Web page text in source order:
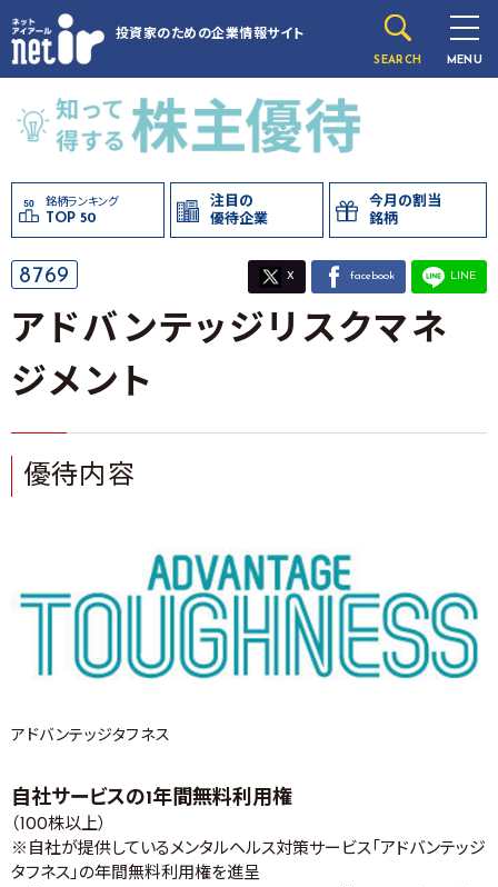
投資家のための企業情報サイト
SEARCH MENU
銘柄ランキング
TOP 50
注目の
優待企業
今月の割当
銘柄
8769 X facebook LINE
アドバンテッジリスクマネ
ジメント
優待内容
アドバンテッジタフネス
自社サービスの1年間無料利用権
（100株以上）
※自社が提供しているメンタルヘルス対策サービス「アドバンテッジ
タフネス」の年間無料利用権を進呈